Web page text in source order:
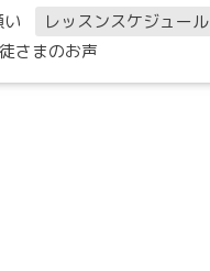
レッスンスケジュール
さまのお声